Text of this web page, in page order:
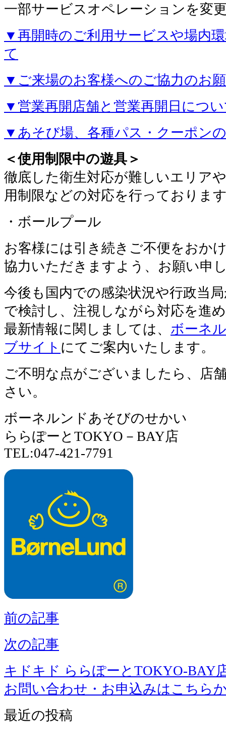
一部サービスオペレーションを変
▼再開時のご利用サービスや場内
て
▼ご来場のお客様へのご協力のお
▼営業再開店舗と営業再開日につ
▼あそび場、各種パス・クーポン
＜使用制限中の遊具＞
徹底した衛生対応が難しいエリア
用制限などの対応を行っておりま
・ボールプール
お客様には引き続きご不便をおか
協力いただきますよう、お願い申
今後も国内での感染状況や行政当
で検討し、注視しながら対応を進
最新情報に関しましては、 ボーネ
ブサイト にてご案内いたします。
ご不明な点がございましたら、店
さい。
ボーネルンドあそびのせかい
ららぽーとTOKYO－BAY店
TEL:047-421-7791
前の記事
次の記事
キドキド ららぽーとTOKYO-BAY
お問い合わせ・お申込みはこちら
最近の投稿